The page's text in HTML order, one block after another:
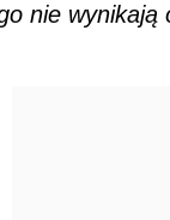
nie